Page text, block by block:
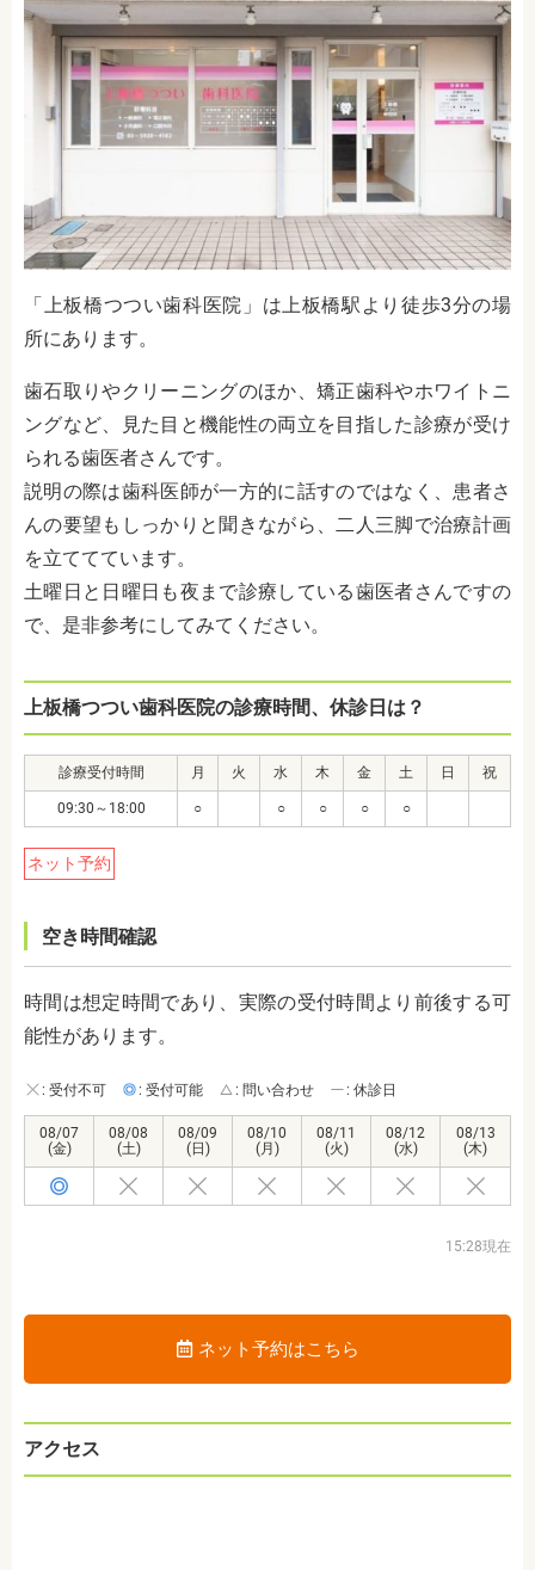
「上板橋つつい歯科医院」は上板橋駅より徒歩3分の場
所にあります。
歯石取りやクリーニングのほか、矯正歯科やホワイトニ
ングなど、見た目と機能性の両立を目指した診療が受け
られる歯医者さんです。
説明の際は歯科医師が一方的に話すのではなく、患者さ
んの要望もしっかりと聞きながら、二人三脚で治療計画
を立ててています。
土曜日と日曜日も夜まで診療している歯医者さんですの
で、是非参考にしてみてください。
上板橋つつい歯科医院の診療時間、休診日は？
診療受付時間 月 火 水 木 金 土 日 祝
09:30～18:00 ○ ○ ○ ○ ○
ネット予約
空き時間確認
時間は想定時間であり、実際の受付時間より前後する可
能性があります。
: 受付不可 : 受付可能 : 問い合わせ : 休診日
08/07
(金)
08/08
(土)
08/09
(日)
08/10
(月)
08/11
(火)
08/12
(水)
08/13
(木)
15:28現在
ネット予約はこちら
アクセス